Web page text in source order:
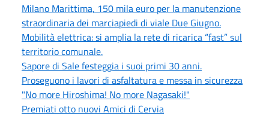
Milano Marittima, 150 mila euro per la manutenzione
straordinaria dei marciapiedi di viale Due Giugno.
Mobilità elettrica: si amplia la rete di ricarica “fast” sul
territorio comunale.
Sapore di Sale festeggia i suoi primi 30 anni.
Proseguono i lavori di asfaltatura e messa in sicurezza
"No more Hiroshima! No more Nagasaki!"
Premiati otto nuovi Amici di Cervia